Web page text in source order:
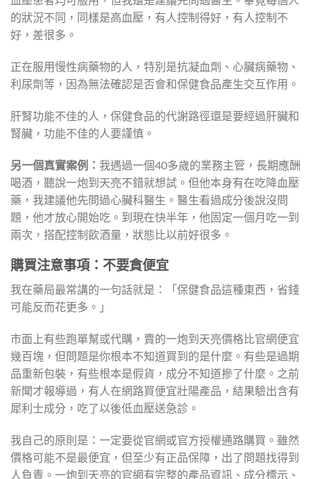
的狀況不同，同樣是高血壓，有人控制得好，有人控制不
好，差很多。
正在服用慢性病藥物的人，特別是抗凝血劑、心臟病藥物、
利尿劑等，因為無法確認是否會和保健食品產生交互作用。
肝腎功能不佳的人，保健食品的代謝路徑還是要經過肝臟和
腎臟，功能不佳的人要謹慎。
另一個真實案例： 我遇過一個40多歲的業務主管，長期應酬
喝酒，聽說一炮到天亮不錯就想試。但他本身有在吃降血壓
藥，我建議他先問過心臟科醫生。醫生看過成分後說沒問
題，他才放心開始吃。到現在快半年，他固定一個月吃一到
兩次，搭配控制飲酒量，狀態比以前好很多。
購買注意事項：不要貪便宜
我在藥局最常講的一句話就是：「保健食品這種東西，省錢
可能反而花更多。」
市面上有些跑單幫或代購，賣的一炮到天亮價格比官網便宜
幾百塊，但問題是你根本不知道買到的是什麼。有些是過期
品重新包裝，有些根本是假貨，成分不知道摻了什麼。之前
新聞才報導過，有人在網路買便宜壯陽產品，結果驗出含有
犀利士成分，吃了以後低血壓送急診。
我自己的原則是：一定要從官網或官方授權通路購買。雖然
價格可能不是最便宜，但至少有正品保障，出了問題找得到
人負責。一炮到天亮的官網有完整的產品資訊、成分標示、